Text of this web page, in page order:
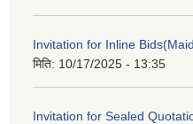
Invitation for Inline
मिति: 10/17/2025 - 13:35
Invitation for Sealed